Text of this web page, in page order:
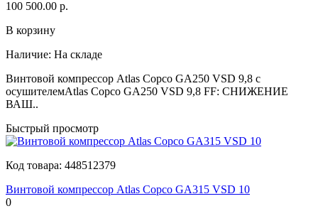
100 500.00 р.
В корзину
Наличие: На складе
Винтовой компрессор Atlas Copco GA250 VSD 9,8 с
осушителемAtlas Copco GA250 VSD 9,8 FF: СНИЖЕНИЕ
ВАШ..
Быстрый просмотр
Код товара: 448512379
Винтовой компрессор Atlas Copco GA315 VSD 10
0